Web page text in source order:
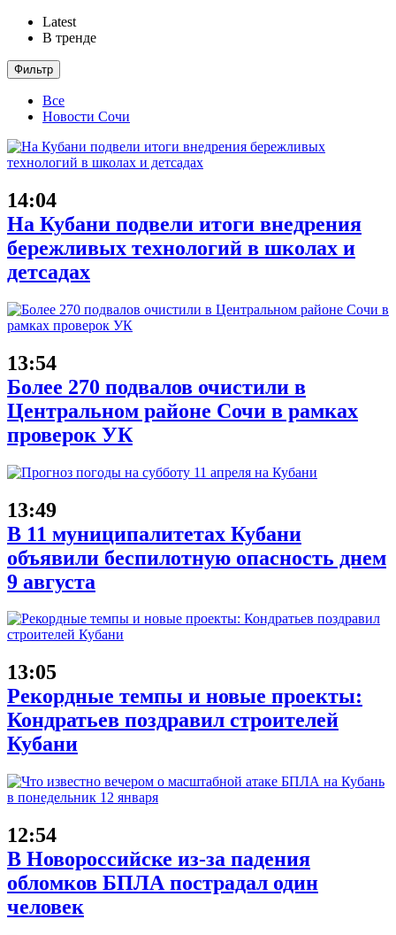
Latest
В тренде
Фильтр
Все
Новости Сочи
14:04
На Кубани подвели итоги внедрения
бережливых технологий в школах и
детсадах
13:54
Более 270 подвалов очистили в
Центральном районе Сочи в рамках
проверок УК
13:49
В 11 муниципалитетах Кубани
объявили беспилотную опасность днем
9 августа
13:05
Рекордные темпы и новые проекты:
Кондратьев поздравил строителей
Кубани
12:54
В Новороссийске из-за падения
обломков БПЛА пострадал один
человек